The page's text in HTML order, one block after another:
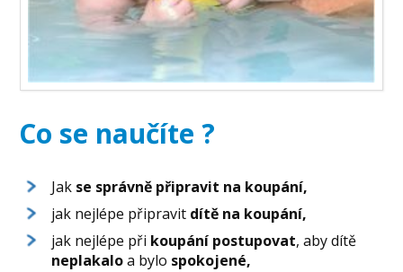
Co se naučíte ?
Jak se správně připravit na koupání,
jak nejlépe připravit dítě na koupání,
jak nejlépe při koupání postupovat, aby dítě
neplakaloa bylo spokojené,